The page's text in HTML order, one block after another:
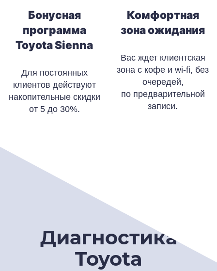
Бонусная
программа
Toyota Sienna
Для постоянных
клиентов действуют
накопительные скидки
от 5 до 30%.
Комфортная
зона ожидания
Вас ждет клиентская
зона с кофе и wi-fi, без
очередей,
по предварительной
записи.
Диагностика
Toyota